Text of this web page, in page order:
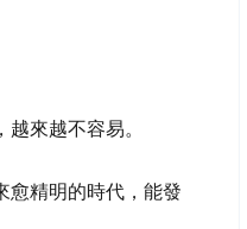
來越不容易。
愈精明的時代，能發